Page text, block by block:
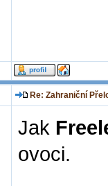
Re: Zahraniční
Jak
ovoci.